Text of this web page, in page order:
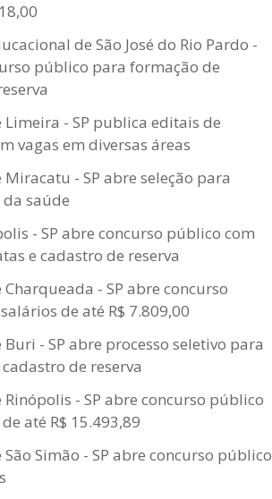
de São José do Rio Pardo -
público para formação de
- SP publica editais de
vagas em diversas áreas
- SP abre seleção para
saúde
- SP abre concurso público com
e cadastro de reserva
- SP abre concurso
de até R$ 7.809,00
- SP abre processo seletivo para
de reserva
- SP abre concurso público
até R$ 15.493,89
Simão - SP abre concurso público